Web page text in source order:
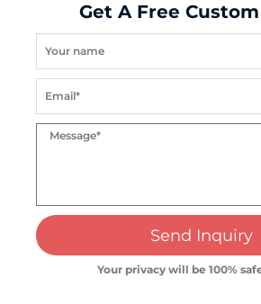
Get A Free
Send Inquiry
Your privacy will be 100%